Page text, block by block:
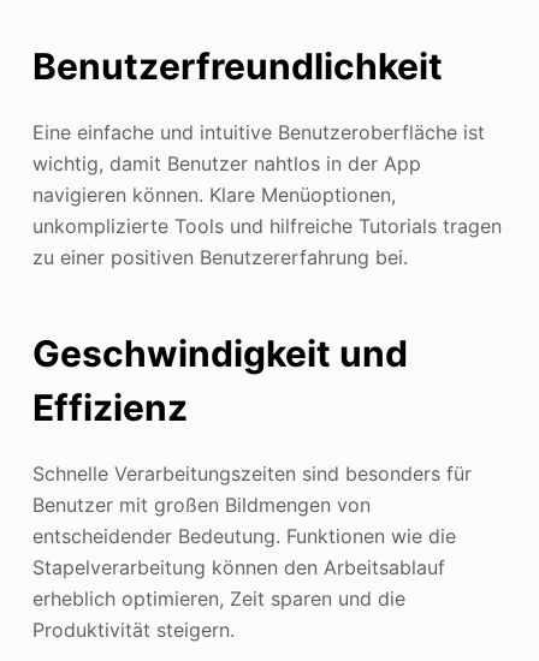
Benutzerfreundlichkeit
Eine einfache und intuitive Benutzeroberfläche ist
wichtig, damit Benutzer nahtlos in der App
navigieren können. Klare Menüoptionen,
unkomplizierte Tools und hilfreiche Tutorials tragen
zu einer positiven Benutzererfahrung bei.
Geschwindigkeit und
Effizienz
Schnelle Verarbeitungszeiten sind besonders für
Benutzer mit großen Bildmengen von
entscheidender Bedeutung. Funktionen wie die
Stapelverarbeitung können den Arbeitsablauf
erheblich optimieren, Zeit sparen und die
Produktivität steigern.